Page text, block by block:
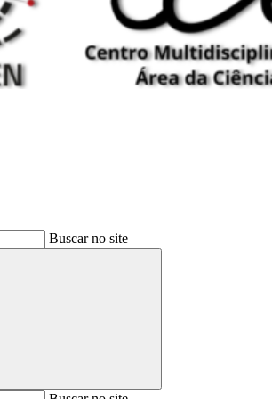
Buscar no site
Buscar